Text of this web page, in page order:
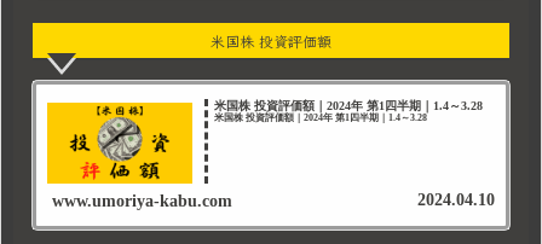
米国株 投資評価額
米国株 投資評価額｜2024年 第1四半期｜1.4～3.28
米国株 投資評価額｜2024年 第1四半期｜1.4～3.28
www.umoriya-kabu.com 2024.04.10